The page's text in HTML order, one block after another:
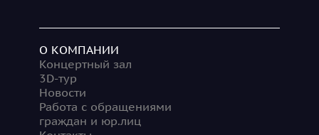
О КОМПАНИИ
Концертный зал
3D-тур
Новости
Работа с обращениями
граждан и юр.лиц